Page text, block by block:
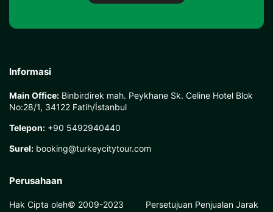
Informasi
Main Office: Binbirdirek mah. Peykhane Sk. Celine Hotel Blok
No:28/1, 34122 Fatih/İstanbul
Telepon: +90 5492940440
Surel: booking@turkeycitytour.com
Perusahaan
Hak Cipta oleh© 2009-2023
Persetujuan Penjualan Jarak